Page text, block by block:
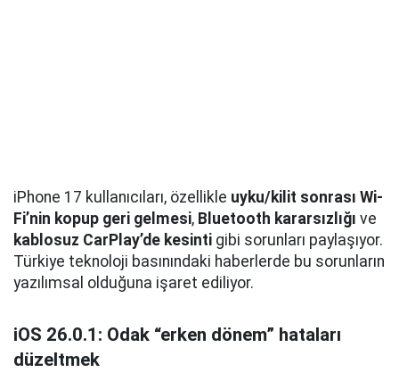
iPhone 17 kullanıcıları, özellikle uyku/kilit sonrası Wi-
Fi’nin kopup geri gelmesi, Bluetooth kararsızlığı ve
kablosuz CarPlay’de kesinti gibi sorunları paylaşıyor.
Türkiye teknoloji basınındaki haberlerde bu sorunların
yazılımsal olduğuna işaret ediliyor.
iOS 26.0.1: Odak “erken dönem” hataları
düzeltmek